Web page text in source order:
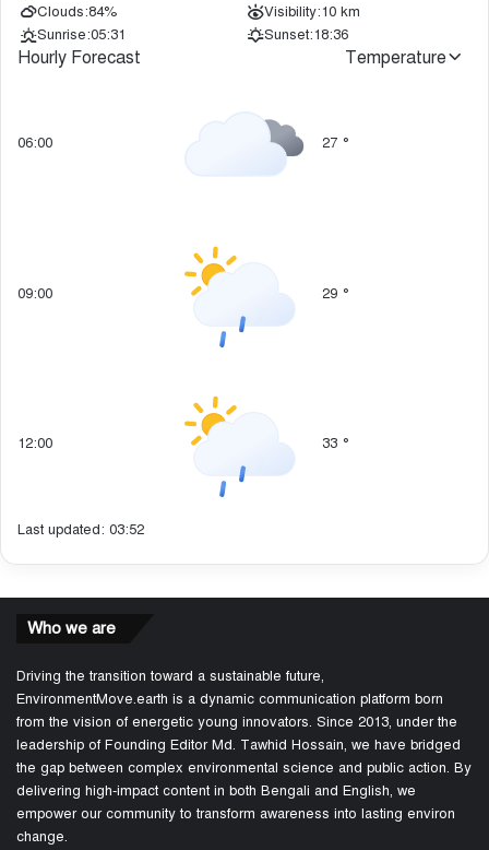
Clouds:84% Visibility:10 km
Sunrise:05:31 Sunset:18:36
Hourly Forecast Temperature
06:00 27 °
09:00 29 °
12:00 33 °
Last updated: 03:52
Who we are
Driving the transition toward a sustainable future,
EnvironmentMove.earth is a dynamic communication platform born
from the vision of energetic young innovators. Since 2013, under the
leadership of Founding Editor Md. Tawhid Hossain, we have bridged
the gap between complex environmental science and public action. By
delivering high-impact content in both Bengali and English, we
empower our community to transform awareness into lasting environ
change.